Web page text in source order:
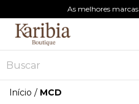
As melhores
Início / MCD